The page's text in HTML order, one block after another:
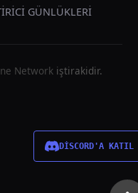
GÜNLÜKLERI
Network iştirakidir.
DİSCORD'A KATIL